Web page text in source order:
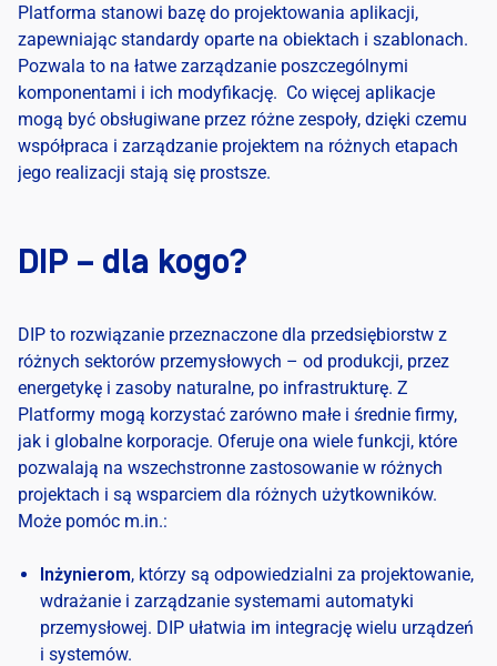
Platforma stanowi bazę do projektowania aplikacji,
zapewniając standardy oparte na obiektach i szablonach.
Pozwala to na łatwe zarządzanie poszczególnymi
komponentami i ich modyfikację. Co więcej aplikacje
mogą być obsługiwane przez różne zespoły, dzięki czemu
współpraca i zarządzanie projektem na różnych etapach
jego realizacji stają się prostsze.
DIP – dla kogo?
DIP to rozwiązanie przeznaczone dla przedsiębiorstw z
różnych sektorów przemysłowych – od produkcji, przez
energetykę i zasoby naturalne, po infrastrukturę. Z
Platformy mogą korzystać zarówno małe i średnie firmy,
jak i globalne korporacje. Oferuje ona wiele funkcji, które
pozwalają na wszechstronne zastosowanie w różnych
projektach i są wsparciem dla różnych użytkowników.
Może pomóc m.in.:
Inżynierom, którzy są odpowiedzialni za projektowanie,
wdrażanie i zarządzanie systemami automatyki
przemysłowej. DIP ułatwia im integrację wielu urządzeń
i systemów.